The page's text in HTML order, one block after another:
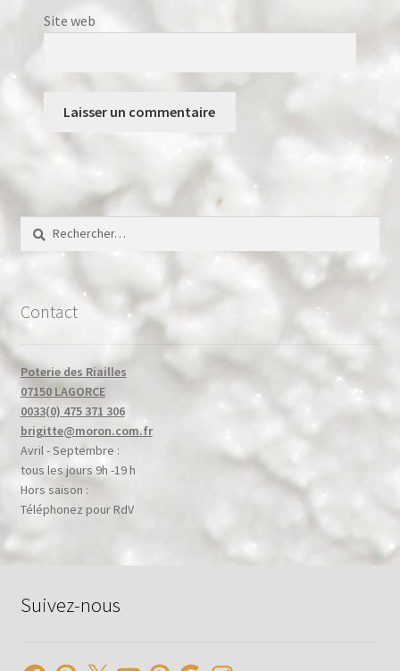
Site web
Rechercher :
Contact
Poterie des Riailles
07150 LAGORCE
0033(0) 475 371 306
brigitte@moron.com.fr
Avril - Septembre :
tous les jours 9h -19 h
Hors saison :
Téléphonez pour RdV
Suivez-nous